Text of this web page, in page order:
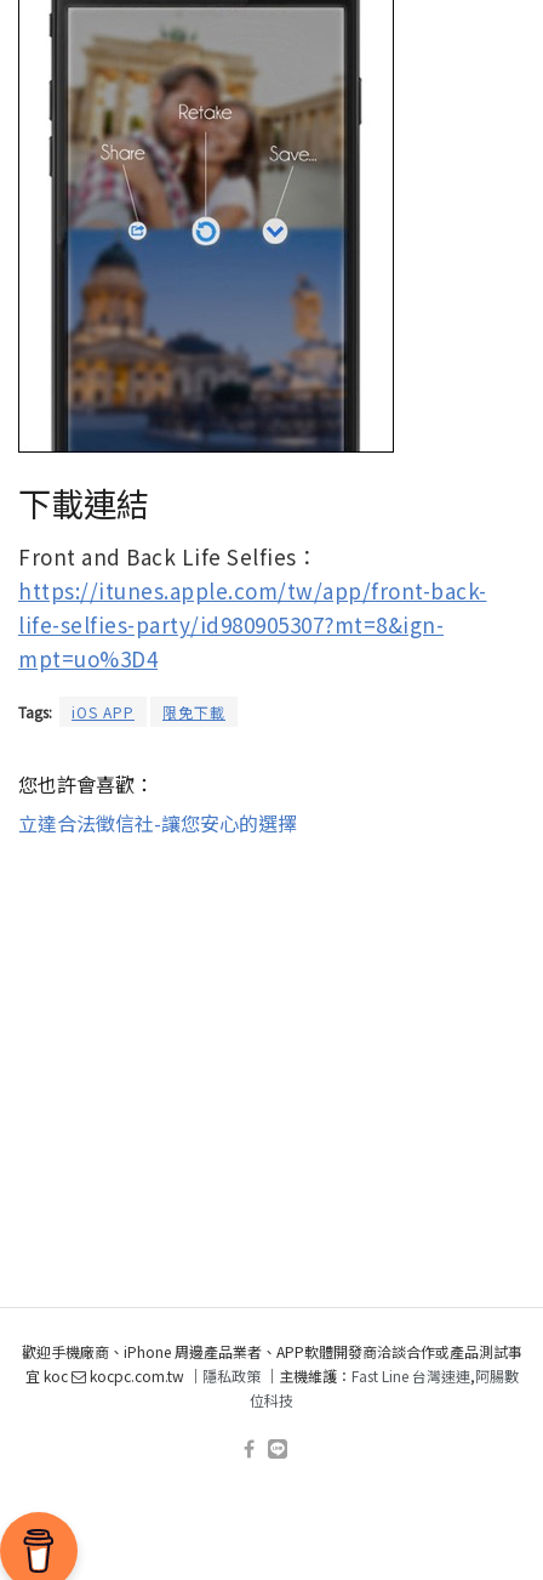
下載連結
Front and Back Life Selfies：
https://itunes.apple.com/tw/app/front-back-
life-selfies-party/id980905307?mt=8&ign-
mpt=uo%3D4
Tags: iOS APP 限免下載
您也許會喜歡：
立達合法徵信社-讓您安心的選擇
歡迎手機廠商、iPhone 周邊產品業者、APP軟體開發商洽談合作或產品測試事
宜 koc
kocpc.com.tw ｜ 隱私政策｜主機維護： Fast Line 台灣速連,阿腸數
位科技